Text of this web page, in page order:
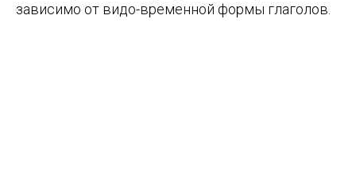
зависимо от видо-временной формы глаголов.